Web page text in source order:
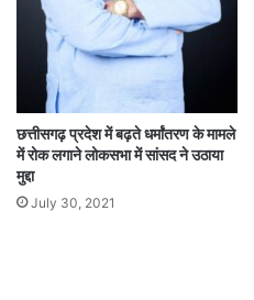
छत्तीसगढ़ प्रदेश में बढ़ते धर्मांतरण के मामले
में रोक लगाने लोकसभा में सांसद ने उठाया
मुद्दा
July 30, 2021